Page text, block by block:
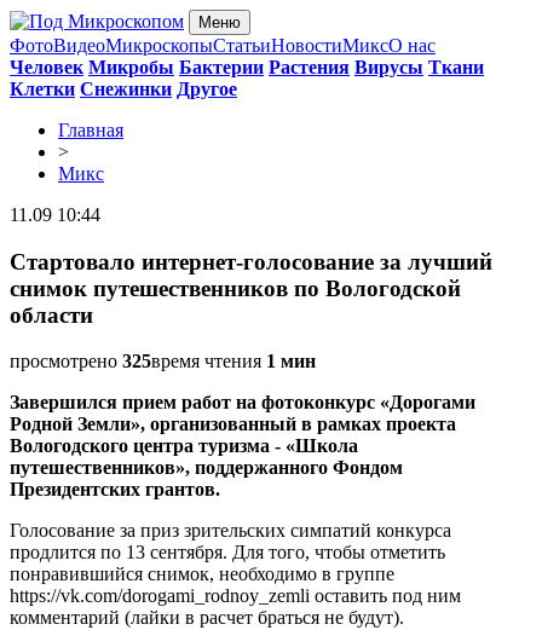
Меню
ФотоВидеоМикроскопыСтатьиНовостиМиксО нас
Человек Микробы Бактерии Растения Вирусы Ткани
Клетки Снежинки Другое
Главная
>
Микс
11.09 10:44
Стартовало интернет-голосование за лучший
снимок путешественников по Вологодской
области
просмотрено 325время чтения 1 мин
Завершился прием работ на фотоконкурс «Дорогами
Родной Земли», организованный в рамках проекта
Вологодского центра туризма - «Школа
путешественников», поддержанного Фондом
Президентских грантов.
Голосование за приз зрительских симпатий конкурса
продлится по 13 сентября. Для того, чтобы отметить
понравившийся снимок, необходимо в группе
https://vk.com/dorogami_rodnoy_zemli оставить под ним
комментарий (лайки в расчет браться не будут).